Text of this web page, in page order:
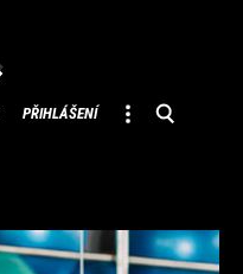
PŘIHLÁŠENÍ